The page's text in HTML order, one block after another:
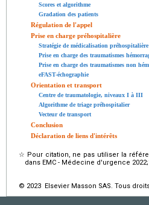
Scores et algorithme
Gradation des patients
Régulation de l'appel
Prise en charge préhospitalière
Stratégie de médicalisation préhospitalière
Prise en charge des traumatismes
Prise en charge des traumatismes non
eFAST-échographie
Orientation et transport
Centre de traumatologie, niveaux I à III
Algorithme de triage préhospitalier
Vecteur de transport
Conclusion
Déclaration de liens d'intérêts
☆ Pour citation, ne pas utiliser la
dans EMC - Médecine d'urgence
© 2023 Elsevier Masson SAS. Tous